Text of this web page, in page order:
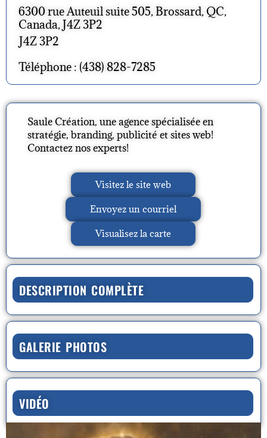
6300 rue Auteuil suite 505, Brossard, QC,
Canada, J4Z 3P2
J4Z 3P2
Téléphone : (438) 828-7285
Saule Création, une agence spécialisée en
stratégie, branding, publicité et sites web!
Contactez nos experts!
Visitez le site web
Envoyez un courriel
Visualisez la carte
DESCRIPTION COMPLÈTE
GALERIE PHOTOS
VIDÉO